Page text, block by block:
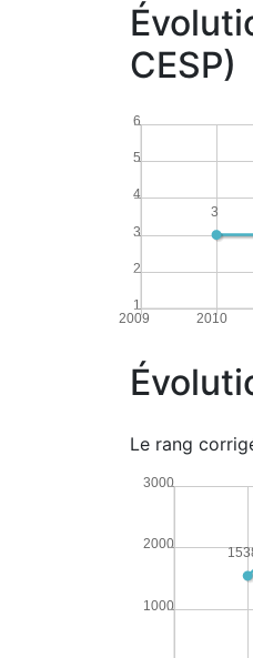
CESP)
2009 2010
1
2
3
4
5
6
3
Le rang
1000
2000
3000